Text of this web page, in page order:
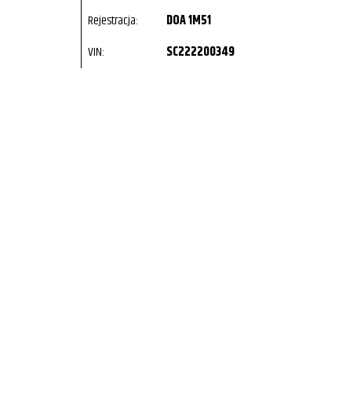
Rejestracja:
DOA 1M51
VIN:
SC222200349